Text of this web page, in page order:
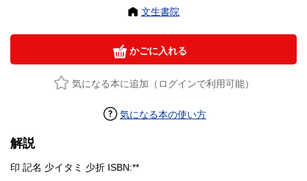
文生書院
かごに入れる
気になる本に追加（ログインで利用可能）
気になる本の使い方
解説
印 記名 少イタミ 少折 ISBN:**